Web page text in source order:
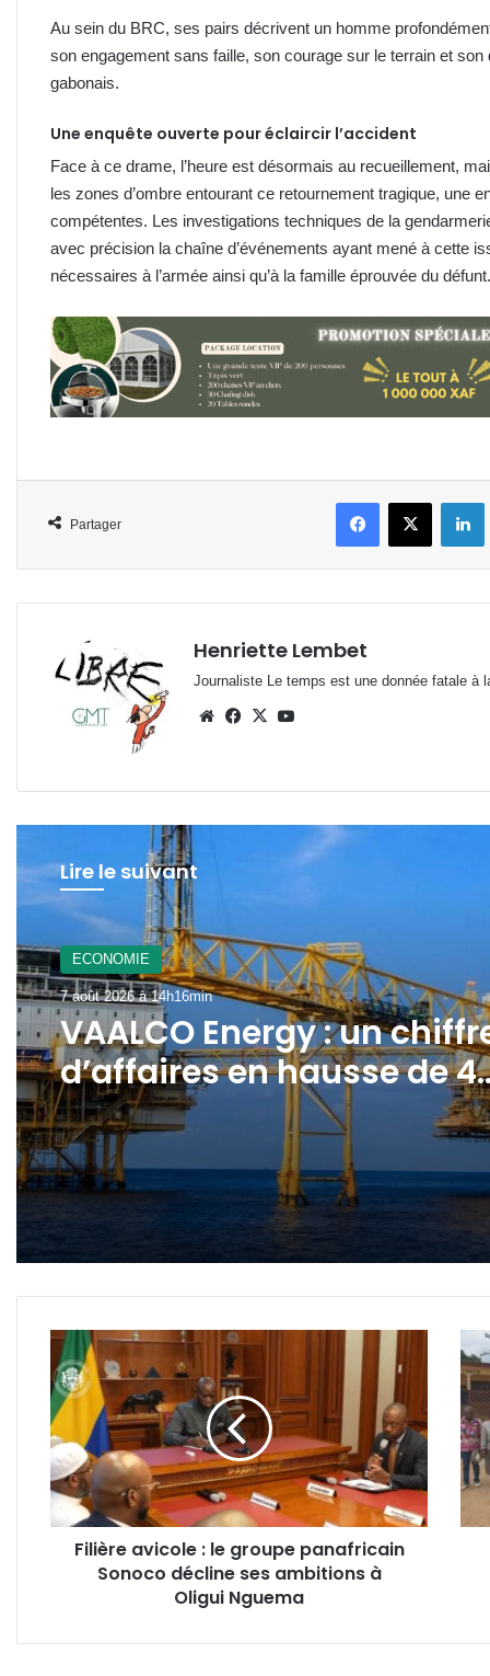
Au sein du BRC, ses pairs décrivent un homme
son engagement sans faille, son courage sur le terrain et
gabonais.
Une enquête ouverte pour éclaircir l’accident
Face à ce drame, l’heure est désormais au recueillement,
les zones d’ombre entourant ce retournement tragique, une
compétentes. Les investigations techniques de la
avec précision la chaîne d’événements ayant mené à cette
nécessaires à l’armée ainsi qu’à la famille éprouvée du défunt.
Partager
FacebookX
Henriette Lembet
Journaliste Le temps est une donnée fatale à
WebsiteFacebook
X
Lire le suivant
A La Une
7 août 2026 à 12h21min
Gabon : le gouvernement
mobilisé pour la
concrétisation du
mégaprojet de Fer de
Baniaka
Filière
avicole
:
le
groupe
panafricain
Sonoco
décline
ses
ambitions
Filière avicole : le groupe panafricain
Sonoco décline ses ambitions à
Oligui Nguema
:
le
les
à